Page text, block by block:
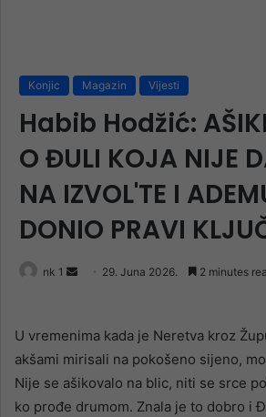
Konjic Magazin Vijesti
Habib Hodžić:
O ĐULI KOJA NIJE
NA IZVOL'TE I
DONIO PRAVI
nk 1
Send 29. Juna 2026. 2 minutes
U vremenima kada je Neretva kroz
akšami mirisali na pokošeno sijeno,
Nije se ašikovalo na blic, niti se srce
ko prođe drumom. Znala je to dobro i